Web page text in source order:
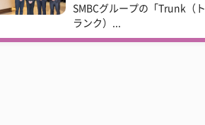
SMBCグループの「Trunk（ト
ランク）...